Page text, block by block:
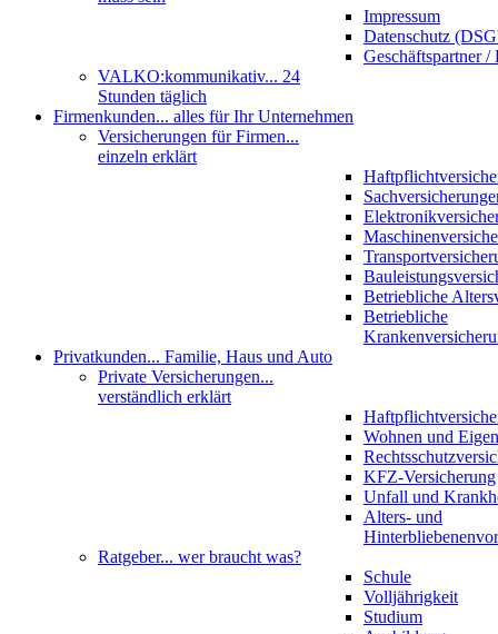
Impressum
Datenschutz
Geschäftspartner /
VALKO:kommunikativ... 24
Stunden täglich
Firmenkunden... alles für Ihr Unternehmen
Versicherungen für Firmen...
einzeln erklärt
Betriebliche
Betriebliche
Privatkunden... Familie, Haus und Auto
Private Versicherungen...
verständlich erklärt
Wohnen und
KFZ-Versicherung
Unfall und
Alters- und
Ratgeber... wer braucht was?
Schule
Volljährigkeit
Studium